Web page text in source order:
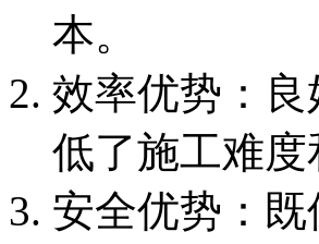
本。
效率优势：
低了施工难
安全优势：